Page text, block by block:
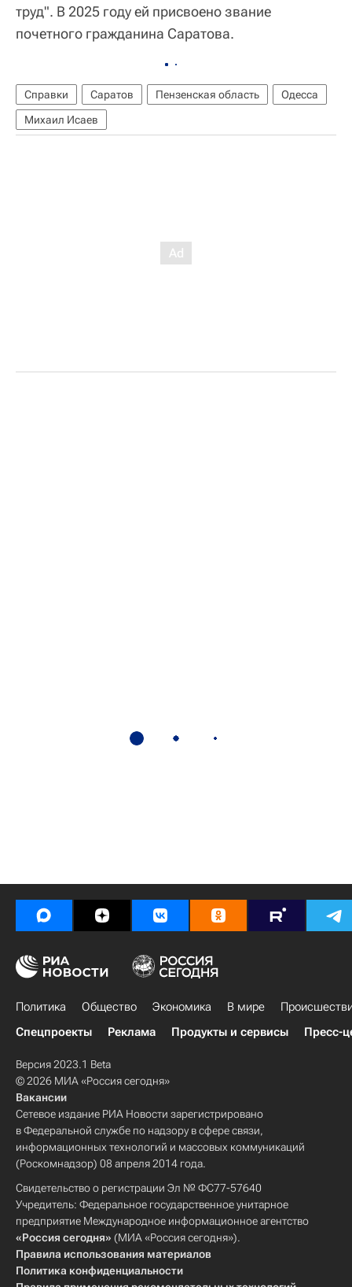
труд". В 2025 году ей присвоено звание
почетного гражданина Саратова.
Справки Саратов Пензенская область
Одесса
Михаил Исаев
Политика Общество Экономика В мире
Спецпроекты
Реклама Продукты и сервисы Пресс-
Версия 2023.1 Beta
© 2026 МИА «Россия сегодня»
Вакансии
Сетевое издание РИА Новости зарегистрировано
в Федеральной службе по надзору в сфере связи,
информационных технологий и массовых коммуникаций
(Роскомнадзор) 08 апреля 2014 года.
Свидетельство о регистрации Эл № ФС77-57640
Учредитель: Федеральное государственное унитарное
предприятие Международное информационное агентство
«Россия сегодня» (МИА «Россия сегодня»).
Правила использования материалов
Политика конфиденциальности